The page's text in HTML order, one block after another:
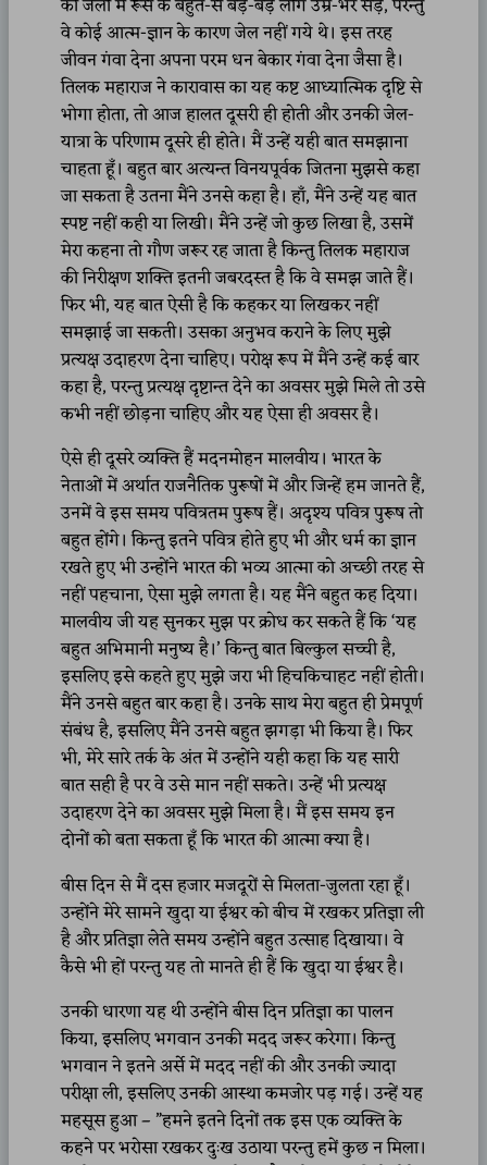
वे कोई आत्म-ज्ञान के कारण जेल नहीं गये थे। इस तरह
जीवन गंवा देना अपना परम धन बेकार गंवा देना जैसा है।
तिलक महाराज ने कारावास का यह कष्ट आध्यात्मिक दृष्टि से
भोगा होता, तो आज हालत दूसरी ही होती और उनकी जेल-
यात्रा के परिणाम दूसरे ही होते। मैं उन्हें यही बात समझाना
चाहता हूँ। बहुत बार अत्यन्त विनयपूर्वक जितना मुझसे कहा
जा सकता है उतना मैंने उनसे कहा है। हाँ, मैंने उन्हें यह बात
स्पष्ट नहीं कही या लिखी। मैंने उन्हें जो कुछ लिखा है, उसमें
मेरा कहना तो गौण जरूर रह जाता है किन्तु तिलक महाराज
की निरीक्षण शक्ति इतनी जबरदस्त है कि वे समझ जाते हैं।
फिर भी, यह बात ऐसी है कि कहकर या लिखकर नहीं
समझाई जा सकती। उसका अनुभव कराने के लिए मुझे
प्रत्यक्ष उदाहरण देना चाहिए। परोक्ष रूप में मैंने उन्हें कई बार
कहा है, परन्तु प्रत्यक्ष दृष्टान्त देने का अवसर मुझे मिले तो उसे
कभी नहीं छोड़ना चाहिए और यह ऐसा ही अवसर है।
ऐसे ही दूसरे व्यक्ति हैं मदनमोहन मालवीय। भारत के
नेताओं में अर्थात राजनैतिक पुरूषों में और जिन्हें हम जानते हैं,
उनमें वे इस समय पवित्रतम पुरूष हैं। अदृश्य पवित्र पुरूष तो
बहुत होंगे। किन्तु इतने पवित्र होते हुए भी और धर्म का ज्ञान
रखते हुए भी उन्होंने भारत की भव्य आत्मा को अच्छी तरह से
नहीं पहचाना, ऐसा मुझे लगता है। यह मैंने बहुत कह दिया।
मालवीय जी यह सुनकर मुझ पर क्रोध कर सकते हैं कि ‘यह
बहुत अभिमानी मनुष्य है।’ किन्तु बात बिल्कुल सच्ची है,
इसलिए इसे कहते हुए मुझे जरा भी हिचकिचाहट नहीं होती।
मैंने उनसे बहुत बार कहा है। उनके साथ मेरा बहुत ही प्रेमपूर्ण
संबंध है, इसलिए मैंने उनसे बहुत झगड़ा भी किया है। फिर
भी, मेरे सारे तर्क के अंत में उन्होंने यही कहा कि यह सारी
बात सही है पर वे उसे मान नहीं सकते। उन्हें भी प्रत्यक्ष
उदाहरण देने का अवसर मुझे मिला है। मैं इस समय इन
दोनों को बता सकता हूँ कि भारत की आत्मा क्या है।
बीस दिन से मैं दस हजार मजदूरों से मिलता-जुलता रहा हूँ।
उन्होंने मेरे सामने खुदा या ईश्वर को बीच में रखकर प्रतिज्ञा ली
है और प्रतिज्ञा लेते समय उन्होंने बहुत उत्साह दिखाया। वे
कैसे भी हों परन्तु यह तो मानते ही हैं कि खुदा या ईश्वर है।
उनकी धारणा यह थी उन्होंने बीस दिन प्रतिज्ञा का पालन
किया, इसलिए भगवान उनकी मदद जरूर करेगा। किन्तु
भगवान ने इतने अर्से में मदद नहीं की और उनकी ज्यादा
परीक्षा ली, इसलिए उनकी आस्था कमजोर पड़ गई। उन्हें यह
महसूस हुआ – ”हमने इतने दिनों तक इस एक व्यक्ति के
कहने पर भरोसा रखकर दुःख उठाया परन्तु हमें कुछ न मिला।